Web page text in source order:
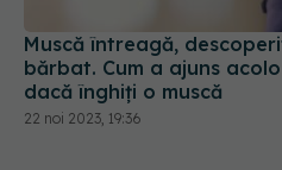
Muscă întreagă,
bărbat. Cum a ajuns
dacă înghiți o muscă
22 noi 2023, 19:36